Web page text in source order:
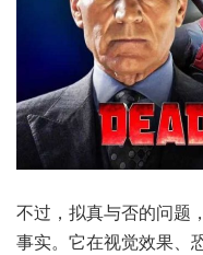
不过，拟真与否的问题
事实。它在视觉效果、